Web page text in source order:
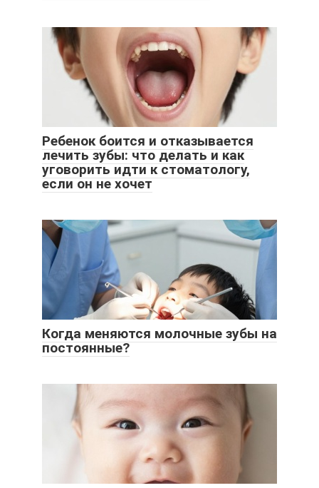
Ребенок боится и отказывается
лечить зубы: что делать и как
уговорить идти к стоматологу,
если он не хочет
Когда меняются молочные зубы на
постоянные?